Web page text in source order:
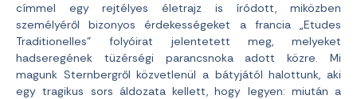
címmel egy rejtélyes életrajz is íródott, miközben
személyéről bizonyos érdekességeket a francia „Etudes
Traditionelles” folyóirat jelentetett meg, melyeket
hadseregének tüzérségi parancsnoka adott közre. Mi
magunk Sternbergről közvetlenül a bátyjától halottunk, aki
egy tragikus sors áldozata kellett, hogy legyen: miután a